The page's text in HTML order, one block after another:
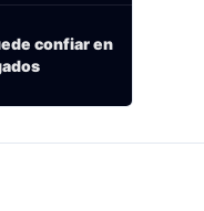
confiar en